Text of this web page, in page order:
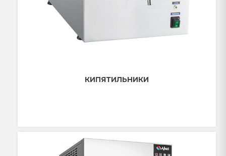
КИПЯТИЛЬНИКИ